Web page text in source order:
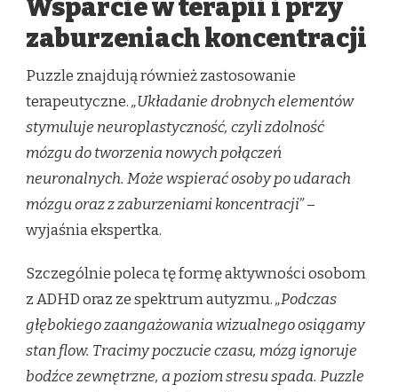
Wsparcie w terapii i przy
zaburzeniach koncentracji
Puzzle znajdują również zastosowanie
terapeutyczne.„Układanie drobnych elementów
stymuluje neuroplastyczność, czyli zdolność
mózgu do tworzenia nowych połączeń
neuronalnych. Może wspierać osoby po udarach
mózgu oraz z zaburzeniami koncentracji”–
wyjaśnia ekspertka.
Szczególnie poleca tę formę aktywności osobom
z ADHD oraz ze spektrum autyzmu.„Podczas
głębokiego zaangażowania wizualnego osiągamy
stan flow. Tracimy poczucie czasu, mózg ignoruje
bodźce zewnętrzne, a poziom stresu spada. Puzzle